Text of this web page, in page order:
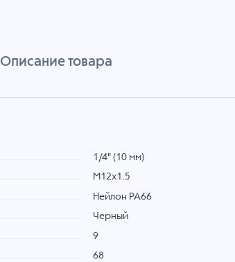
Описание товара
1/4" (10 мм)
M12x1.5
Нейлон PA66
Черный
9
68